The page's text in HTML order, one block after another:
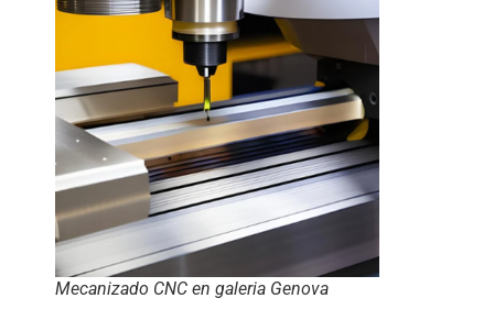
Mecanizado CNC en galeria Genova